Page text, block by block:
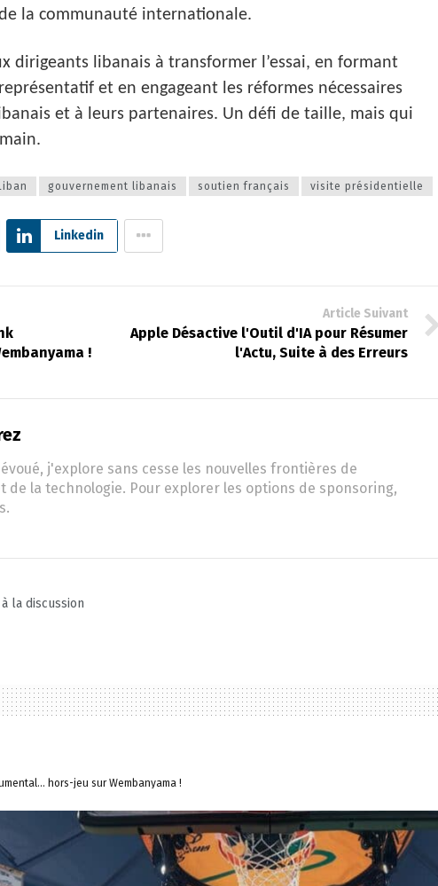
la communauté internationale.
dirigeants libanais à transformer l’essai, en formant
et en engageant les réformes nécessaires
et à leurs partenaires. Un défi de taille, mais qui
gouvernement libanais soutien français visite présidentielle
Linkedin
!
Article Suivant
Apple Désactive l'Outil d'IA pour Résumer
l'Actu, Suite à des Erreurs
j'explore sans cesse les nouvelles frontières de
de la technologie. Pour explorer les options de sponsoring,
la discussion
hors-jeu sur Wembanyama !